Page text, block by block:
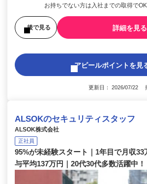
お持ちでない方は入社までの取得でOK
後で見る 詳細を見る
アピールポイントを見
更新日： 2026/07/22
ALSOKのセキュリティスタッフ
ALSOK株式会社
正社員
95%が未経験スタート｜1年目で月収
与平均137万円｜20代30代多数活躍中！